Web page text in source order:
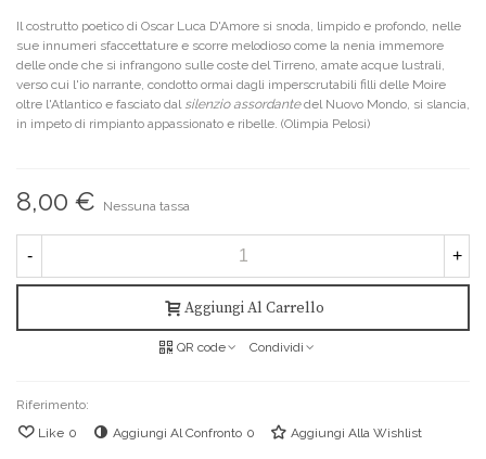
Il costrutto poetico di Oscar Luca D'Amore si snoda, limpido e profondo, nelle
sue innumeri sfaccettature e scorre melodioso come la nenia immemore
delle onde che si infrangono sulle coste del Tirreno, amate acque lustrali,
verso cui l'io narrante, condotto ormai dagli imperscrutabili filli delle Moire
oltre l'Atlantico e fasciato dal silenzio assordantedel Nuovo Mondo, si slancia,
in impeto di rimpianto appassionato e ribelle. (Olimpia Pelosi)
8,00 € Nessuna tassa
- +
Aggiungi Al Carrello
QR code Condividi
Riferimento:
Like 0 Aggiungi Al Confronto 0 Aggiungi Alla Wishlist